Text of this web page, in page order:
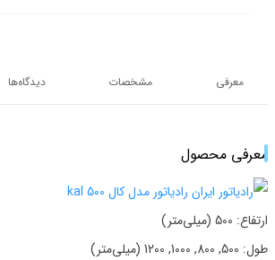
معرفی مشخصات دیدگاه‌ها
معرفی محصول
ارتفاع: 500 (میلی‌متر)
طول: 500, 800, 1000, 1200 (میلی‌متر)